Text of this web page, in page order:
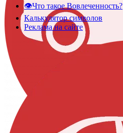
👁️Что такое Вовлеченность?
Калькулятор символов
Реклама на сайте